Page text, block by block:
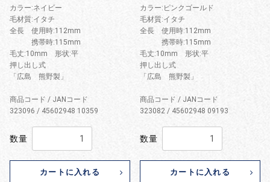
カラー:ネイビー
毛材質:イタチ
全長 使用時:112mm
携帯時:115mm
毛丈:10mm 形状:平
押し出し式
「広島 熊野製」
商品コード / JANコード
323096 / 45602948 10359
数量
カートに入れる
カラー:ピンクゴールド
毛材質:イタチ
全長 使用時:112mm
携帯時:115mm
毛丈:10mm 形状:平
押し出し式
「広島 熊野製」
商品コード / JANコード
323082 / 45602948 09193
数量
カートに入れる